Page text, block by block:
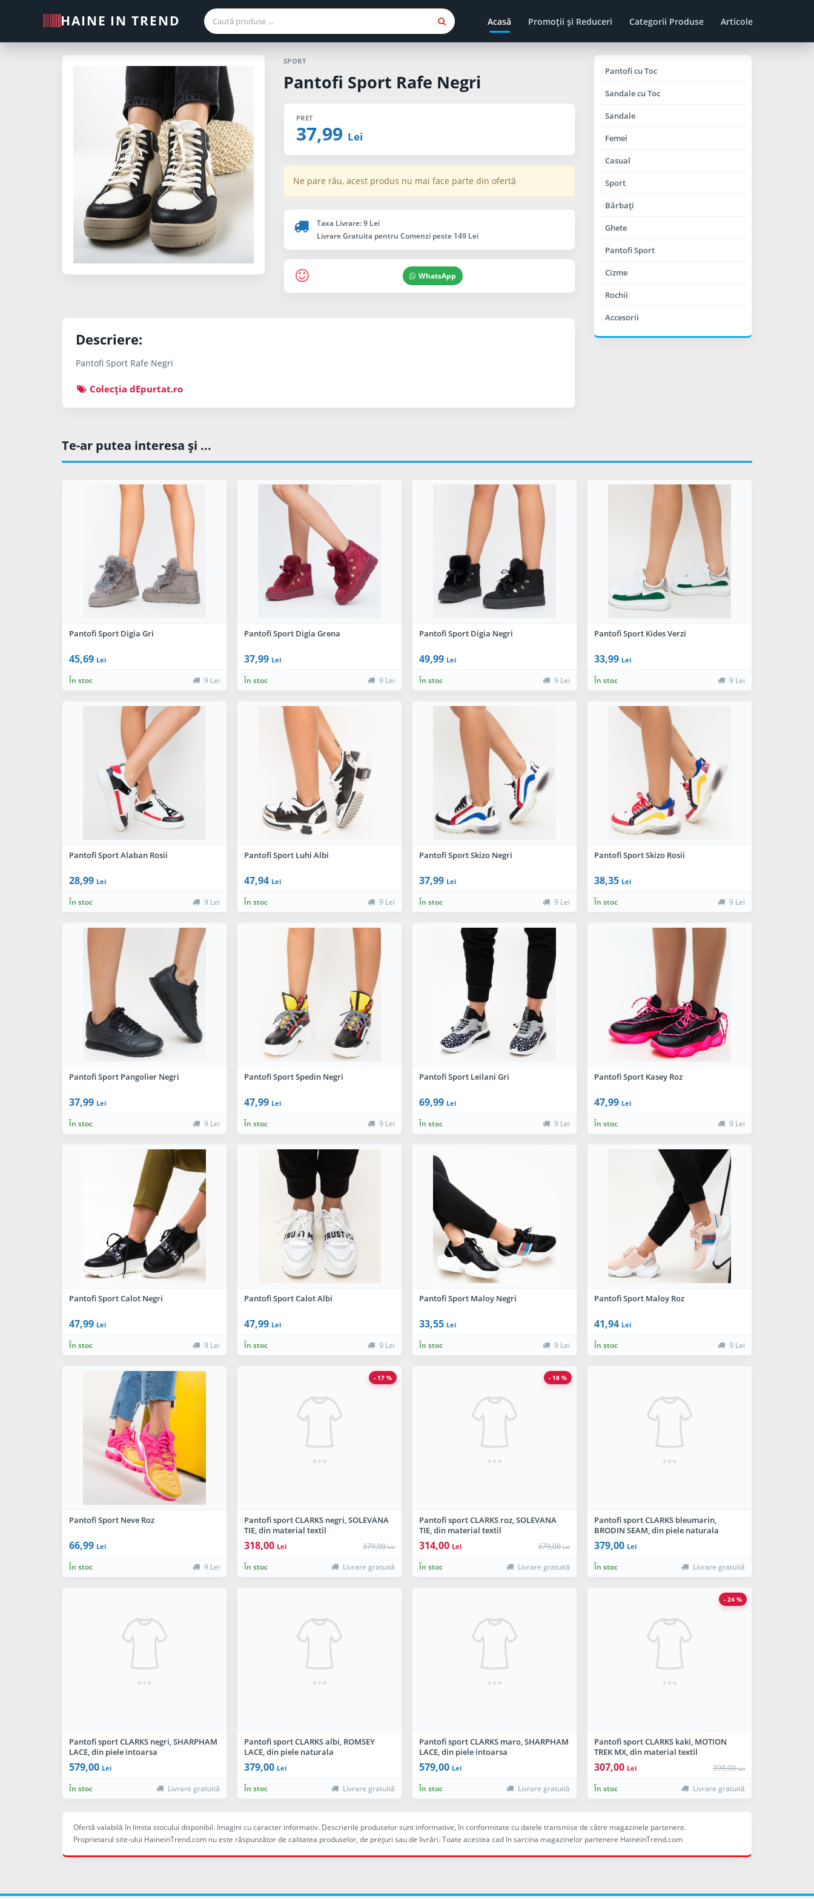
HAINE IN TREND Acasă Promoţii şi Reduceri Categorii Produse Articole
SPORT
Pantofi Sport Rafe Negri
PRET
37,99 Lei
Ne pare rău, acest produs nu mai face parte din ofertă
Taxa Livrare: 9 Lei
Livrare Gratuita pentru Comenzi peste 149 Lei
WhatsApp
Descriere:
Pantofi Sport Rafe Negri
Colecţia dEpurtat.ro
Pantofi cu Toc
Sandale cu Toc
Sandale
Femei
Casual
Sport
Bărbaţi
Ghete
Pantofi Sport
Cizme
Rochii
Accesorii
Te-ar putea interesa şi ...
Pantofi Sport Digia Gri
45,69 Lei
În stoc 9 Lei
Pantofi Sport Digia Grena
37,99 Lei
În stoc 9 Lei
Pantofi Sport Digia Negri
49,99 Lei
În stoc 9 Lei
Pantofi Sport Kides Verzi
33,99 Lei
În stoc 9 Lei
Pantofi Sport Alaban Rosii
28,99 Lei
În stoc 9 Lei
Pantofi Sport Luhi Albi
47,94 Lei
În stoc 9 Lei
Pantofi Sport Skizo Negri
37,99 Lei
În stoc 9 Lei
Pantofi Sport Skizo Rosii
38,35 Lei
În stoc 9 Lei
Pantofi Sport Pangolier Negri
37,99 Lei
În stoc 9 Lei
Pantofi Sport Spedin Negri
47,99 Lei
În stoc 9 Lei
Pantofi Sport Leilani Gri
69,99 Lei
În stoc 9 Lei
Pantofi Sport Kasey Roz
47,99 Lei
În stoc 9 Lei
Pantofi Sport Calot Negri
47,99 Lei
În stoc 9 Lei
Pantofi Sport Calot Albi
47,99 Lei
În stoc 9 Lei
Pantofi Sport Maloy Negri
33,55 Lei
În stoc 9 Lei
Pantofi Sport Maloy Roz
41,94 Lei
În stoc 9 Lei
Pantofi Sport Neve Roz
66,99 Lei
În stoc 9 Lei
Pantofi sport CLARKS negri, SOLEVANA
TIE, din material textil
318,00 Lei 379,00Lei
În stoc Livrare gratuită
- 17 %
Pantofi sport CLARKS roz, SOLEVANA
TIE, din material textil
314,00 Lei 379,00Lei
În stoc Livrare gratuită
- 18 %
Pantofi sport CLARKS bleumarin,
BRODIN SEAM, din piele naturala
379,00 Lei
În stoc Livrare gratuită
Pantofi sport CLARKS negri, SHARPHAM
LACE, din piele intoarsa
579,00 Lei
În stoc Livrare gratuită
Pantofi sport CLARKS albi, ROMSEY
LACE, din piele naturala
379,00 Lei
În stoc Livrare gratuită
Pantofi sport CLARKS maro, SHARPHAM
LACE, din piele intoarsa
579,00 Lei
În stoc Livrare gratuită
Pantofi sport CLARKS kaki, MOTION
TREK MX, din material textil
307,00 Lei 399,00Lei
În stoc Livrare gratuită
- 24 %
Ofertă valabilă în limita stocului disponibil. Imagini cu caracter informativ. Descrierile produselor sunt informative, în conformitate cu datele transmise de către magazinele partenere.
Proprietarul site-ului HaineinTrend.com nu este răspunzător de calitatea produselor, de preţuri sau de livrări. Toate acestea cad în sarcina magazinelor partenere HaineinTrend.com